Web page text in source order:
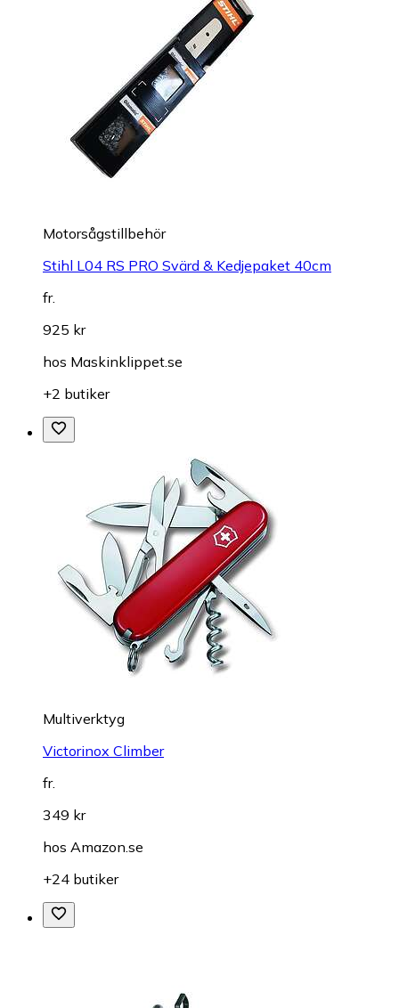
Motorsågstillbehör
Stihl L04 RS PRO Svärd & Kedjepaket 40cm
fr.
925 kr
hos Maskinklippet.se
+2 butiker
Multiverktyg
Victorinox Climber
fr.
349 kr
hos Amazon.se
+24 butiker